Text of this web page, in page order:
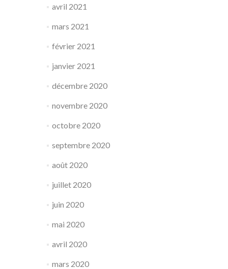
avril 2021
mars 2021
février 2021
janvier 2021
décembre 2020
novembre 2020
octobre 2020
septembre 2020
août 2020
juillet 2020
juin 2020
mai 2020
avril 2020
mars 2020